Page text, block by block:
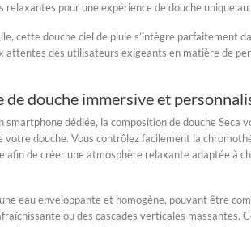
relaxantes pour une expérience de douche unique
cette douche ciel de pluie s’intègre parfaitement
attentes des utilisateurs exigeants en matière de
de douche immersive et
smartphone dédiée, la composition de douche Seca
votre douche. Vous contrôlez facilement la
afin de créer une atmosphère relaxante adaptée à
eau enveloppante et homogène, pouvant être
ou des cascades verticales massantes.